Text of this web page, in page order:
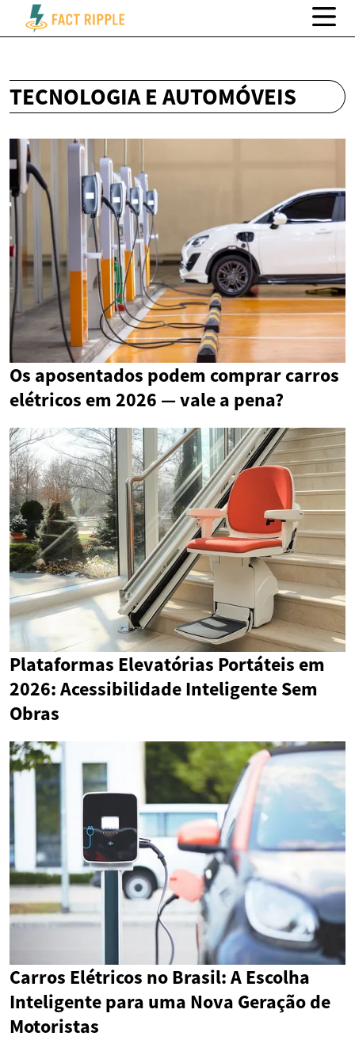
TECNOLOGIA E AUTOMÓVEIS
Os aposentados podem comprar carros
elétricos em 2026 — vale a pena?
Plataformas Elevatórias Portáteis em
2026: Acessibilidade Inteligente Sem
Obras
Carros Elétricos no Brasil: A Escolha
Inteligente para uma Nova Geração de
Motoristas